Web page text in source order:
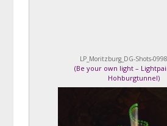
LP_Moritzburg_DG-Shots-
(Be your own light –
Hohburgtunnel)